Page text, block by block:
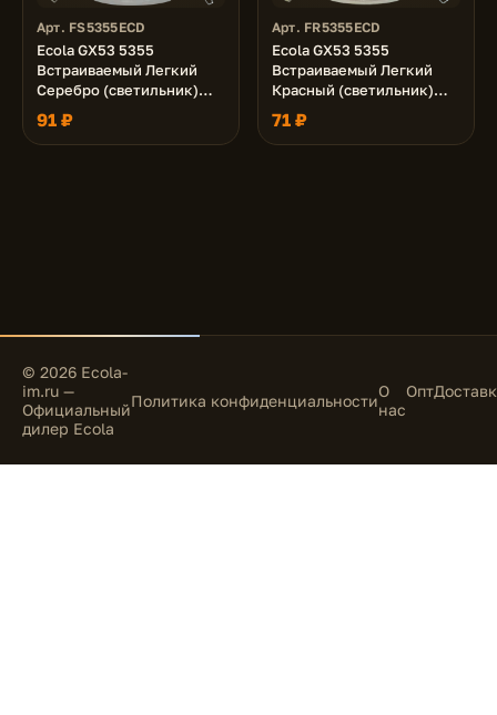
Арт. FS5355ECD
Ecola GX53 5355
Встраиваемый Легкий
Серебро (светильник)
25x106
91 ₽
Арт. FR5355ECD
Ecola GX53 5355
Встраиваемый Легкий
Красный (светильник)
25x106
71 ₽
© 2026 Ecola-
im.ru —
Официальный
дилер Ecola
Политика конфиденциальностиО
нас
Опт